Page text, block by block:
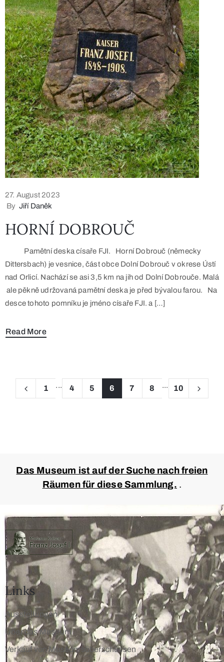
27. August 2023
By Jiří Daněk
HORNÍ DOBROUČ
Pamětní deska císaře FJI. Horní Dobrouč (německy
Dittersbach) je vesnice, část obce Dolní Dobrouč v okrese Ústí
nad Orlicí. Nachází se asi 3,5 km na jih od Dolní Dobrouče. Malá
ale pěkně udržovaná pamětní deska je před bývalou farou. Na
desce tohoto pomníku je jméno císaře FJI. a […]
Read More
1 ... 4 5 6 7 8 ... 10
Das Museum ist auf der Suche nach freien
Räumen für diese Sammlung. .
Links
Ausstellungen
Über das Museum
Verkauf von Museumsüberschüssen